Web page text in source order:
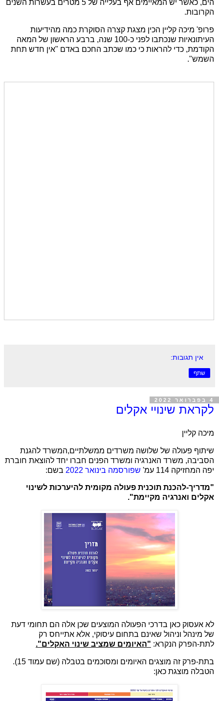
הים, כאשר יש המאיימים אף בעלייה של 5 מטרים בעשרות השנים
הקרובות.
פרופ' מיכה קליין הכין מצגת קצרה הסוקרת כמה מהידיעות
העיתונאיות שנכתבו לפני כ-100 שנה, ברבע הראשון של המאה
הקודמת, כדי להראות כי כמו שכתב החכם באדם "אין חדש תחת
השמש".
אין תגובות:
שתף
4 בפברואר 2022
לקראת שינויי אקלים
מיכה קליין
שיתוף פעולה של שלושה משרדים ממשלתיים,המשרד להגנת
הסביבה, משרד האנרגיה ומשרד הפנים חברו יחד להוצאת חוברת
יפה המחזיקה 114 עמ'
שפורסמה בינואר 2022 בשם:
"מדריך-להכנת תוכנית פעולה מקומית להיערכות לשינוי
אקלים ואנרגיה מקיימת".
לא אעסוק כאן בדרכי הפעולה המוצעים שכן אלה הם תחומי דעת
של מינהל וניהול שאינם בתחום עיסוקי, אלא אתייחס רק
לתת-הפרק הנקרא: "האיומים שמציב שינוי האקלים".
בתת-פרק זה מוצגים האיומים ומסוכמים בטבלה (שם עמוד 15).
הטבלה מוצגת כאן: